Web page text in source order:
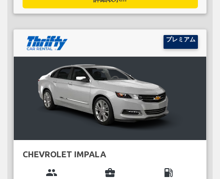
プレミアム
CHEVROLET IMPALA
group business_center local_gas_station